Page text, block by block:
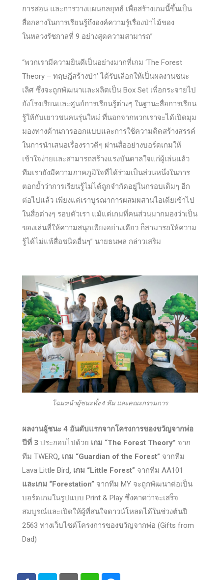
การสอน และการวางแผนกลยุทธ์ เพื่อสร้างเกมนี้ขึ้นเป็น
สื่อกลางในการเรียนรู้ถึงองค์ความรู้เรื่องป่าไม้ของ
ในหลวงรัชกาลที่ 9 อย่างสุดความสามารถ”
“พวกเรามีความยินดีเป็นอย่างมากที่เกม ‘The Forest
Theory – ทฤษฎีสร้างป่า’ ได้รับเลือกให้เป็นผลงานชนะ
เลิศ ซึ่งจะถูกพัฒนาและผลิตเป็น Box Set เพื่อกระจายไป
ยังโรงเรียนและศูนย์การเรียนรู้ต่างๆ ในฐานะสื่อการเรียน
รู้ให้กับเยาวชนคนรุ่นใหม่ ที่นอกจากพวกเราจะได้เปิดมุม
มองทางด้านการออกแบบและการใช้ความคิดสร้างสรรค์
ในการนำเสนอเรื่องราวดีๆ ผ่านสื่ออย่างบอร์ดเกมให้
เข้าใจง่ายและสามารถสร้างแรงบันดาลใจแก่ผู้เล่นแล้ว
ทีมเรายังมีความภาคภูมิใจที่ได้ร่วมเป็นส่วนหนึ่งในการ
ตอกย้ำว่าการเรียนรู้ไม่ได้ถูกจำกัดอยู่ในกรอบเดิมๆ อีก
ต่อไปแล้ว เพียงแค่เราบูรณาการผสมผสานไอเดียเข้าไป
ในสื่อต่างๆ รอบตัวเรา แม้แต่เกมที่คนส่วนมากมองว่าเป็น
ของเล่นที่ให้ความสนุกเพียงอย่างเดียว ก็สามารถให้ความ
รู้ได้ไม่แพ้สื่อชนิดอื่นๆ” นายธนพล กล่าวเสริม
โฉมหน้าผู้ชนะทั้ง 4 ทีม และคณะกรรมการ
ผลงานผู้ชนะ 4 อันดับแรกจากโครงการของขวัญจากพ่อ
ปีที่ 3 ประกอบไปด้วย เกม “The Forest Theory” จาก
ทีม TWERQ, เกม “Guardian of the Forest” จากทีม
Lava Little Bird, เกม “Little Forest” จากทีม AA101
และเกม “Forestation” จากทีม MY จะถูกพัฒนาต่อเป็น
บอร์ดเกมในรูปแบบ Print & Play ซึ่งคาดว่าจะเสร็จ
สมบูรณ์และเปิดให้ผู้ที่สนใจดาวน์โหลดได้ในช่วงต้นปี
2563 ทางเว็บไซต์โครงการของขวัญจากพ่อ (Gifts from
Dad)